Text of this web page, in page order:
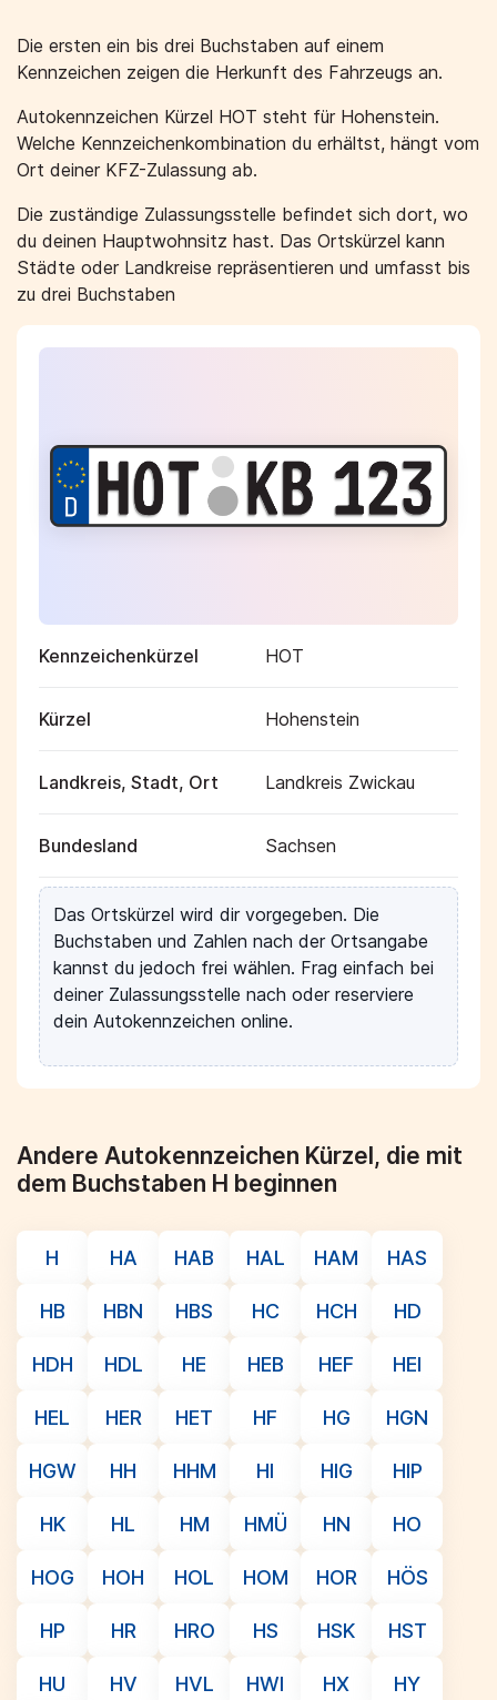
Die ersten ein bis drei Buchstaben auf einem
Kennzeichen zeigen die Herkunft des Fahrzeugs an.
Autokennzeichen Kürzel HOT steht für Hohenstein.
Welche Kennzeichenkombination du erhältst, hängt vom
Ort deiner KFZ-Zulassung ab.
Die zuständige Zulassungsstelle befindet sich dort, wo
du deinen Hauptwohnsitz hast. Das Ortskürzel kann
Städte oder Landkreise repräsentieren und umfasst bis
zu drei Buchstaben
Kennzeichenkürzel HOT
Kürzel Hohenstein
Landkreis, Stadt, Ort Landkreis Zwickau
Bundesland Sachsen
Das Ortskürzel wird dir vorgegeben. Die
Buchstaben und Zahlen nach der Ortsangabe
kannst du jedoch frei wählen. Frag einfach bei
deiner Zulassungsstelle nach oder reserviere
dein Autokennzeichen online.
Andere Autokennzeichen Kürzel, die mit
dem Buchstaben H beginnen
H HA HAB HAL HAM HAS
HB HBN HBS HC HCH HD
HDH HDL HE HEB HEF HEI
HEL HER HET HF HG HGN
HGW HH HHM HI HIG HIP
HK HL HM HMÜ HN HO
HOG HOH HOL HOM HOR HÖS
HP HR HRO HS HSK HST
HU HV HVL HWI HX HY